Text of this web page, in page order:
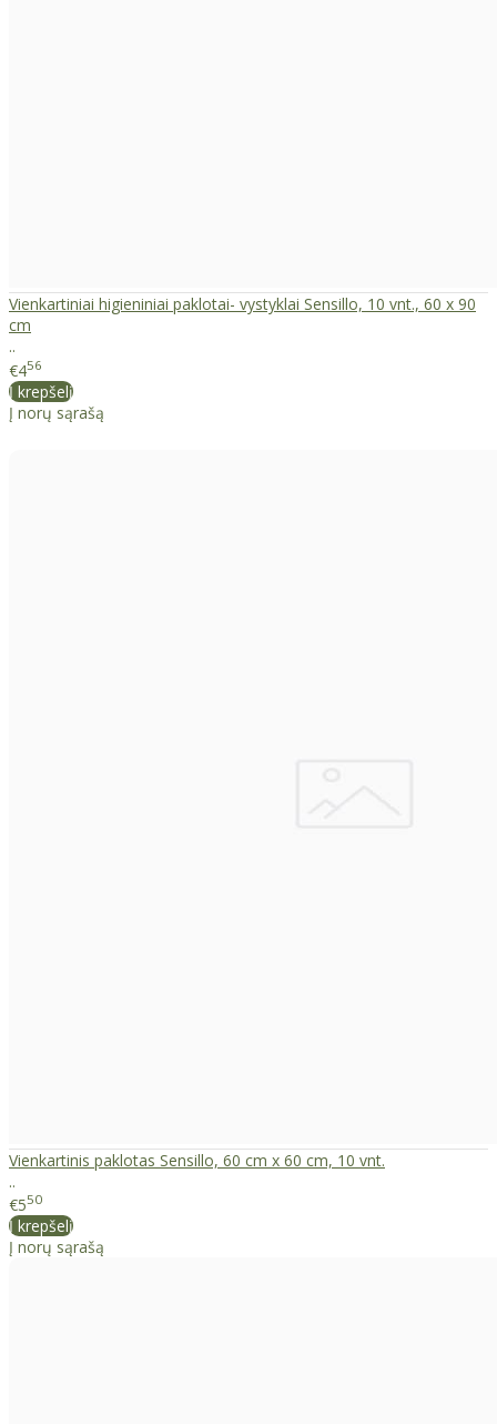
Vienkartiniai higieniniai paklotai- vystyklai Sensillo, 10 vnt., 60 x 90
cm
..
€456
Į krepšelį
Į norų sąrašą
Vienkartinis paklotas Sensillo, 60 cm x 60 cm, 10 vnt.
..
€550
Į krepšelį
Į norų sąrašą